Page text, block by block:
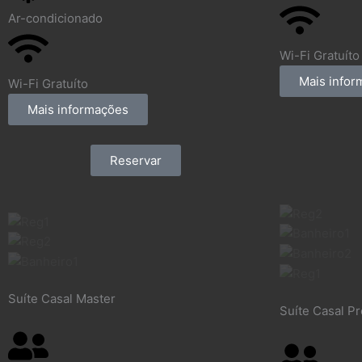
Ar-condicionado
Wi-Fi Gratuíto
Mais informações
Reservar
Wi-Fi Gratuíto
Mais
Suíte Casal Master
Suíte Casal